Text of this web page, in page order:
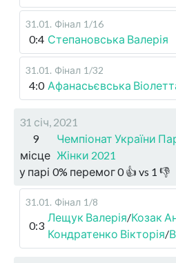
31.01 . Фінал 1/16
0:4 Степановська Валерія
31.01 . Фінал 1/32
4:0 Афанасьєвська
31 січ, 2021
9
місце
Чемпіонат України
Жінки 2021
у парі 0% перемог0👍 vs 1 👎
31.01 . Фінал 1/8
0:3
Лещук Валерія/Козак
Кондратенко Вікторія/